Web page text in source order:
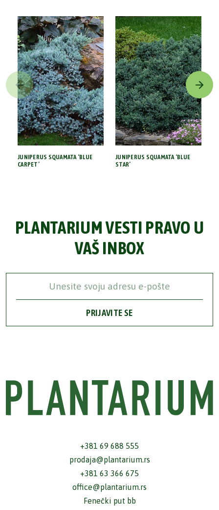
JUNIPERUS SQUAMATA ‘BLUE
CARPET’
JUNIPERUS SQUAMATA ‘BLUE
STAR’
PLANTARIUM VESTI PRAVO U
VAŠ INBOX
PRIJAVITE SE
+381 69 688 555
prodaja@plantarium.rs
+381 63 366 675
office@plantarium.rs
Fenečki put bb